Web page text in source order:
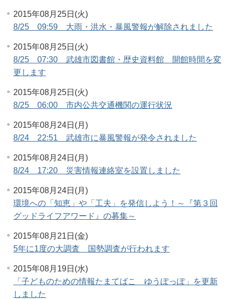
2015年08月25日(火)
8/25 09:59 大雨・洪水・暴風警報が解除されました
2015年08月25日(火)
8/25 07:30 武雄市図書館・歴史資料館 開館時間を変
更します
2015年08月25日(火)
8/25 06:00 市内公共交通機関の運行状況
2015年08月24日(月)
8/24 22:51 武雄市に暴風警報が発令されました
2015年08月24日(月)
8/24 17:20 災害情報連絡室を設置しました
2015年08月24日(月)
環境への「知恵」や「工夫」を発信しよう！～『第３回
グッドライフアワード』の募集～
2015年08月21日(金)
5年に1度の大調査 国勢調査が行われます
2015年08月19日(水)
「子どものための情報たまてばこ ゆうぽっぽ」を更新
しました